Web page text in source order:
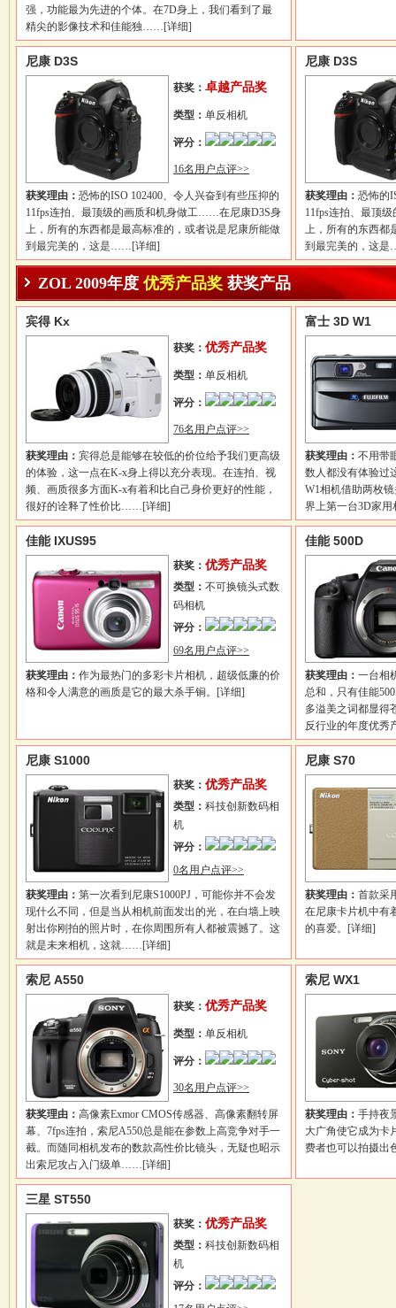
强，功能最为先进的个体。在7D身上，我们看到了最
精尖的影像技术和佳能独……[详细]
尼康 D3S
获奖： 卓越产品奖
类型： 单反相机
评分：
16名用户点评>>
获奖理由： 恐怖的ISO 102400、令人兴奋到有些压抑的
11fps连拍、最顶级的画质和机身做工……在尼康D3S身
上，所有的东西都是最高标准的，或者说是尼康所能做
到最完美的，这是……[详细]
尼康 D3S
获奖理由： 恐怖的
11fps连拍、最顶
上，所有的东西都
到最完美的，这
ZOL 2009年度 优秀产品奖 获奖产品
宾得 Kx
获奖： 优秀产品奖
类型： 单反相机
评分：
76名用户点评>>
获奖理由： 宾得总是能够在较低的价位给予我们更高级
的体验，这一点在K-x身上得以充分表现。在连拍、视
频、画质很多方面K-x有着和比自己身价更好的性能，
很好的诠释了性价比……[详细]
富士 3D W1
获奖理由： 不用带
数人都没有体验过
W1相机借助两枚
界上第一台3D家
佳能 IXUS95
获奖： 优秀产品奖
类型： 不可换镜头式数
码相机
评分：
69名用户点评>>
获奖理由： 作为最热门的多彩卡片相机，超级低廉的价
格和令人满意的画质是它的最大杀手锏。 [详细]
佳能 500D
获奖理由： 一台相
总和，只有佳能
多溢美之词都显得
反行业的年度优
尼康 S1000
获奖： 优秀产品奖
类型： 科技创新数码相
机
评分：
0名用户点评>>
获奖理由： 第一次看到尼康S1000PJ，可能你并不会发
现什么不同，但是当从相机前面发出的光，在白墙上映
射出你刚拍的照片时，在你周围所有人都被震撼了。这
就是未来相机，这就……[详细]
尼康 S70
获奖理由： 首款采
在尼康卡片机中有
的喜爱。 [详细]
索尼 A550
获奖： 优秀产品奖
类型： 单反相机
评分：
30名用户点评>>
获奖理由： 高像素Exmor CMOS传感器、高像素翻转屏
幕、7fps连拍，索尼A550总是能在参数上高竞争对手一
截。而随同相机发布的数款高性价比镜头，无疑也昭示
出索尼攻占入门级单……[详细]
索尼 WX1
获奖理由： 手持夜
大广角使它成为卡
费者也可以拍摄出
三星 ST550
获奖： 优秀产品奖
类型： 科技创新数码相
机
评分：